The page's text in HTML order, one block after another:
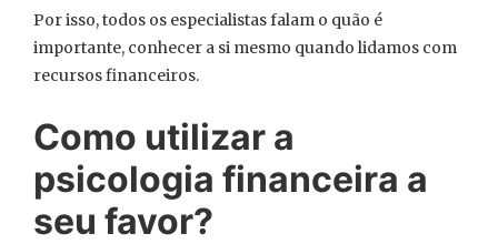
Por isso, todos os especialistas falam o quão é
importante, conhecer a si mesmo quando lidamos com
recursos financeiros.
Como utilizar a
psicologia financeira a
seu favor?